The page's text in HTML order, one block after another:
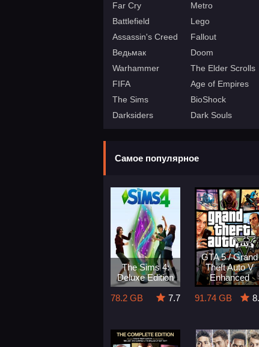
Far Cry
Metro
Battlefield
Lego
Assassin's Creed
Fallout
Ведьмак
Doom
Warhammer
The Elder Scrolls
FIFA
Age of Empires
The Sims
BioShock
Darksiders
Dark Souls
Самое популярное
The Sims 4:
Deluxe Edition
78.2 GB
7.7
GTA 5 / Grand
Theft Auto V
Enhanced
91.74 GB